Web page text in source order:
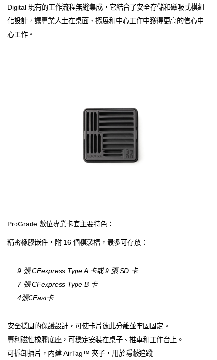
Digital 現有的工作流程無縫集成，它結合了安全存儲和磁吸式模組
化設計，讓專業人士在桌面、擴展和中心工作中獲得更高的信心中
心工作。
ProGrade 數位專業卡套主要特色：
精密橡膠嵌件，附 16 個模製槽，最多可存放：
9 張 CFexpress Type A 卡或 9 張 SD 卡
7 張 CFexpress Type B 卡
4張CFast卡
安全穩固的保護設計，可使卡片彼此分離並牢固固定。
專利磁性橡膠底座，可穩定安裝在桌子、推車和工作台上。
可拆卸插片，內建 AirTag™ 夾子，用於隱蔽追蹤